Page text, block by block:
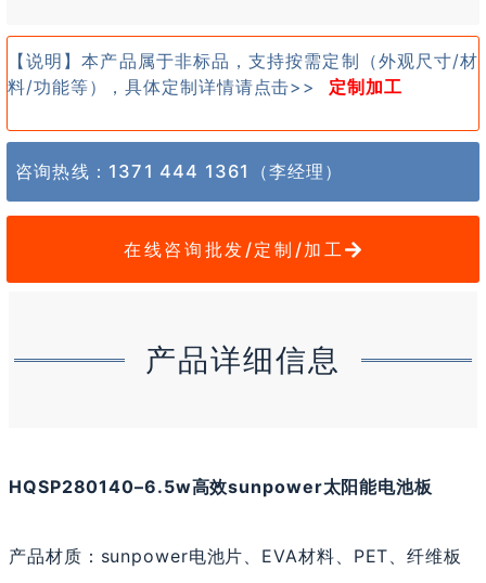
【说明】本产品属于非标品，支持按需定制（外观尺寸/材
料/功能等），具体定制详情请点击>> 定制加工
咨询热线： 1371 444 1361 （李经理）
在线咨询批发/定制/加工
产品详细信息
HQSP280140–6.5w高效sunpower太阳能电池板
产品材质：sunpower电池片、EVA材料、PET、纤维板